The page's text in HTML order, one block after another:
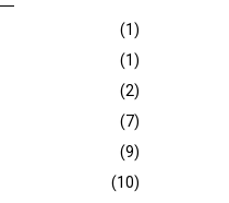
(1)
(1)
(2)
(7)
(9)
(10)